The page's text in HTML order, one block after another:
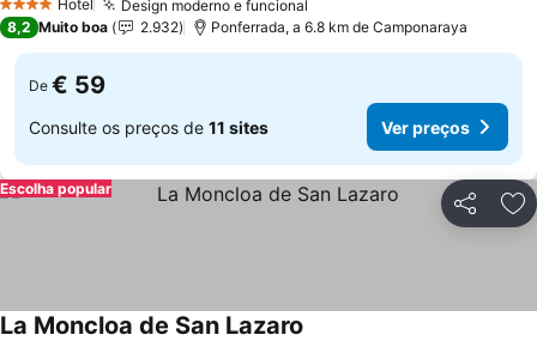
4 EstrelasHotel Design moderno e funcional
8,2 Muito boa 2.932 Ponferrada, a 6.8 km de Camponaraya
De € 59
Consulte os preços de 11 sites Ver preços
Partilhar
Escolha popular
La Moncloa de San Lazaro